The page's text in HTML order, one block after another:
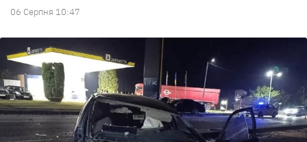
06 Серпня 10:47